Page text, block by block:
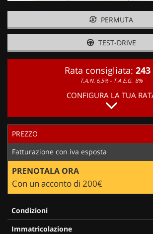
PERMUTA
TEST-DRIVE
Rata consigliata: 243
T.A.N. 6,5% - T.A.E.G. 8%
CONFIGURA LA TUA
PREZZO
Fatturazione con iva esposta
PRENOTALA ORA
Con un acconto di 200€
Condizioni
Immatricolazione